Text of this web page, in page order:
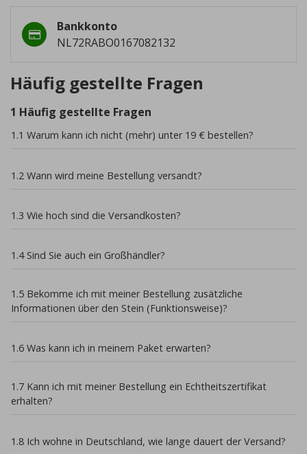
Bankkonto
NL72RABO0167082132
Häufig gestellte Fragen
1 Häufig gestellte Fragen
1.1 Warum kann ich nicht (mehr) unter 19 € bestellen?
1.2 Wann wird meine Bestellung versandt?
1.3 Wie hoch sind die Versandkosten?
1.4 Sind Sie auch ein Großhändler?
1.5 Bekomme ich mit meiner Bestellung zusätzliche
Informationen über den Stein (Funktionsweise)?
1.6 Was kann ich in meinem Paket erwarten?
1.7 Kann ich mit meiner Bestellung ein Echtheitszertifikat
erhalten?
1.8 Ich wohne in Deutschland, wie lange dauert der Versand?